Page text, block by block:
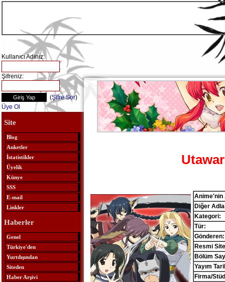
Kullanıcı Adınız:
Şifreniz:
(Şifre Sor)
Üye Ol
Site
Blog
Anketler
İstatistikler
Üyelik
Künye
SSS
E-mail
Linkler
Haberler
Genel
Türkiye'den
Yurtdışından
Siteden
Haber Arşivi
Anime'nin
Diğer
Kategori:
Tür:
Gönderen:
Resmi
Bölüm
Yayım
Firma/